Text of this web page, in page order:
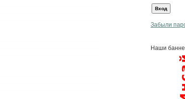
Забыли
Наши